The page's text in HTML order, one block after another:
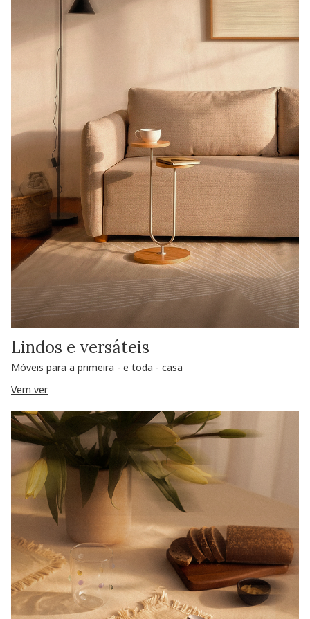
Lindos e versáteis
Móveis para a primeira - e toda - casa
Vem ver